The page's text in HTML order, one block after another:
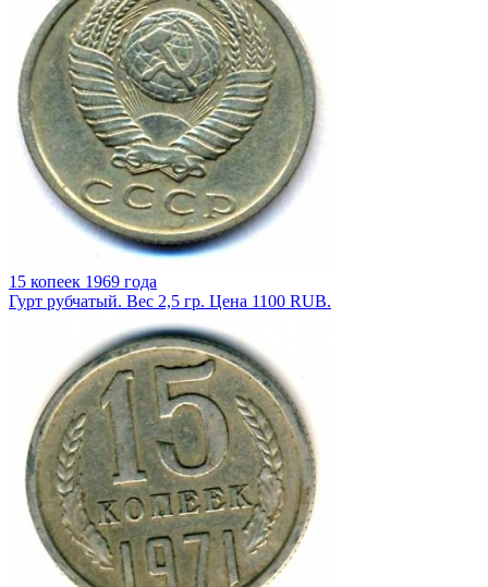
15 копеек 1969 года
Гурт рубчатый. Вес 2,5 гр. Цена 1100 RUB.